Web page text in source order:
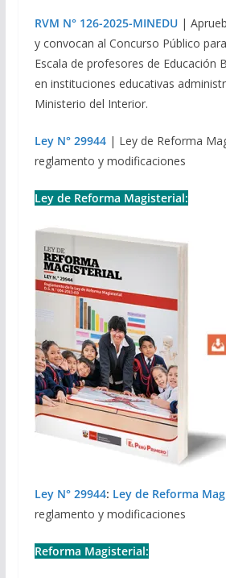
RVM N° 126-2025-MINEDU|
y convocan al Concurso Público
Escala de profesores de Educación
en instituciones educativas
Ministerio del Interior.
Ley N° 29944| Ley de Reforma
reglamento y modificaciones
Ley de Reforma Magisterial:
Ley N° 29944: Ley de Reforma
reglamento y modificaciones
Reforma Magisterial: